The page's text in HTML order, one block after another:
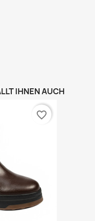
IHNEN AUCH
favorite_border